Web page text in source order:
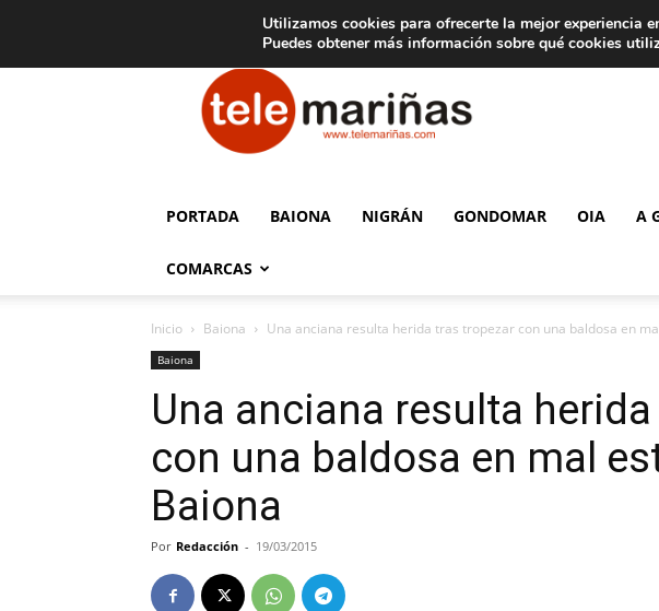
Aviso legal Tarifas de publicidad
Telemariñas
PORTADA BAIONA NIGRÁN GONDOMAR OIA A
COMARCAS
Inicio Baiona Una anciana resulta herida tras tropezar con una baldosa en
Baiona
Una anciana resulta
con una baldosa en mal
Baiona
Por Redacción - 19/03/2015
Utilizamos cookies para ofrecerte la mejor experiencia
Puedes obtener más información sobre qué cookies